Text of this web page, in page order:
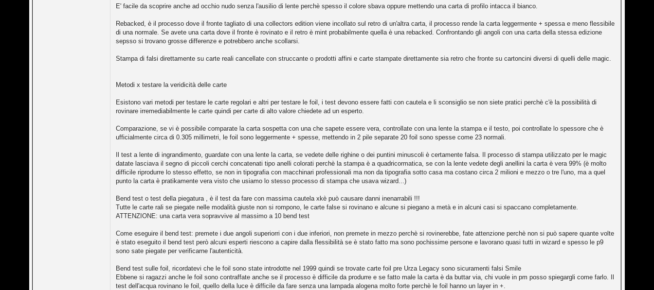
E' facile da scoprire anche ad occhio nudo senza l'ausilio di lente perchè spesso il colore sbava oppure mettendo una carta di profilo intacca il bianco.
Rebacked, è il processo dove il fronte tagliato di una collectors edition viene incollato sul retro di un'altra carta, il processo rende la carta leggermente + spessa e meno flessibile
di una normale. Se avete una carta dove il fronte è rovinato e il retro è mint probabilmente quella è una rebacked. Confrontando gli angoli con una carta della stessa edizione
sepsso si trovano grosse differenze e potrebbero anche scollarsi.
Stampa di falsi direttamente su carte reali cancellate con struccante o prodotti affini e carte stampate direttamente sia retro che fronte su cartoncini diversi di quelli delle magic.
Metodi x testare la veridicità delle carte
Esistono vari metodi per testare le carte regolari e altri per testare le foil, i test devono essere fatti con cautela e li sconsiglio se non siete pratici perchè c'è la possibilità di
rovinare irremediabilmente le carte quindi per carte di alto valore chiedete ad un esperto.
Comparazione, se vi è possibile comparate la carta sospetta con una che sapete essere vera, controllate con una lente la stampa e il testo, poi controllate lo spessore che è
ufficialmente circa di 0.305 millimetri, le foil sono leggermente + spesse, mettendo in 2 pile separate 20 foil sono spesse come 23 normali.
Il test a lente di ingrandimento, guardate con una lente la carta, se vedete delle righine o dei puntini minuscoli è certamente falsa. Il processo di stampa utilizzato per le magic
datate lasciava il segno di piccoli cerchi concatenati tipo anelli colorati perchè la stampa è a quadricormatica, se con la lente vedete degli anellini la carta è vera 99% (è molto
difficile riprodurre lo stesso effetto, se non in tipografia con macchinari professionali ma non da tipografia sotto casa ma costano circa 2 milioni e mezzo o tre l'uno, ma a quel
punto la carta è pratikamente vera visto che usiamo lo stesso processo di stampa che usava wizard...)
Bend test o test della piegatura , è il test da fare con massima cautela xkè può causare danni inenarrabili !!!
Tutte le carte rali se piegate nelle modalità giuste non si rompono, le carte false si rovinano e alcune si piegano a metà e in alcuni casi si spaccano completamente.
ATTENZIONE: una carta vera sopravvive al massimo a 10 bend test
Come eseguire il bend test: premete i due angoli superiorri con i due inferiori, non premete in mezzo perchè si rovinerebbe, fate attenzione perchè non si può sapere quante volte
è stato eseguito il bend test però alcuni esperti riescono a capire dalla flessibilità se è stato fatto ma sono pochissime persone e lavorano quasi tutti in wizard e spesso le p9
sono sate piegate per verificarne l'autenticità.
Bend test sulle foil, ricordatevi che le foil sono state introdotte nel 1999 quindi se trovate carte foil pre Urza Legacy sono sicuramenti falsi Smile
Ebbene si ragazzi anche le foil sono contraffate anche se il processo è difficile da produrre e se fatto male la carta è da buttar via, chi vuole in pm posso spiegargli come farlo. Il
test dell'acqua rovinano le foil, quello della luce è difficile da fare senza una lampada alogena molto forte perchè le foil hanno un layer in +.